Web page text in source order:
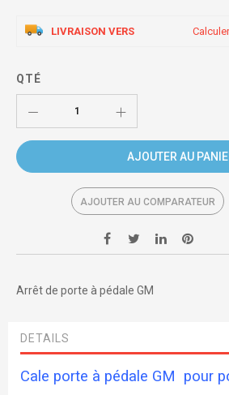
LIVRAISON VERS
QTÉ
AJOUTER AU
AJOUTER AU COMPARATEUR
Arrêt de porte à pédale GM
DETAILS
Cale porte à pédale GM pour